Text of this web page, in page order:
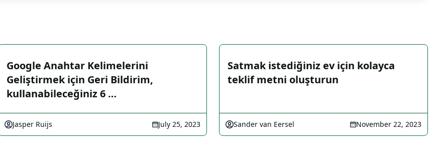
Google Anahtar Kelimelerini
Geliştirmek için Geri Bildirim,
kullanabileceğiniz 6 …
Jasper Ruijs July 25, 2023
Satmak istediğiniz ev için kolayca
teklif metni oluşturun
Sander van Eersel November 22, 2023